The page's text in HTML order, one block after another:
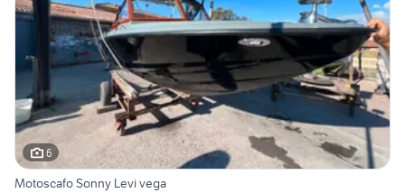
6
Motoscafo Sonny Levi vega